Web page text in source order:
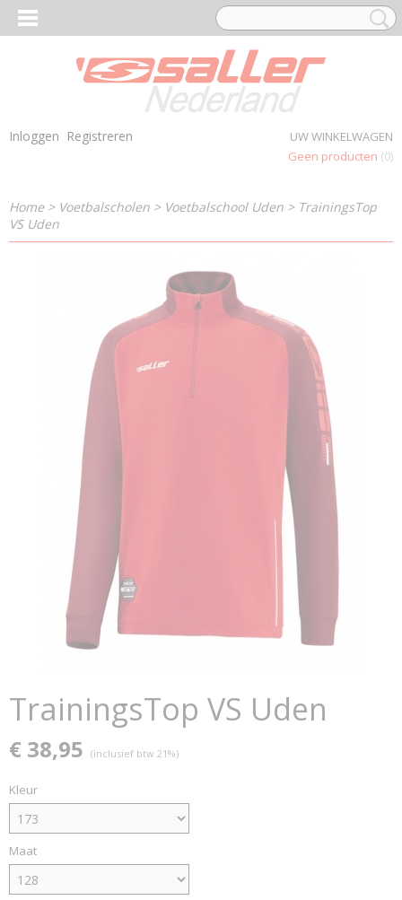
Inloggen Registreren
UW WINKELWAGEN
Geen producten (0)
Home> Voetbalscholen > Voetbalschool Uden > TrainingsTop
VS Uden
TrainingsTop VS Uden
€ 38,95 (inclusief btw 21%)
Kleur
Maat